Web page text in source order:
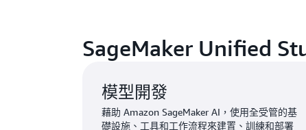
SageMaker Unified
模型開發
藉助 Amazon SageMaker AI，使用全受管的基
礎設施、工具和工作流程來建置、訓練和部署